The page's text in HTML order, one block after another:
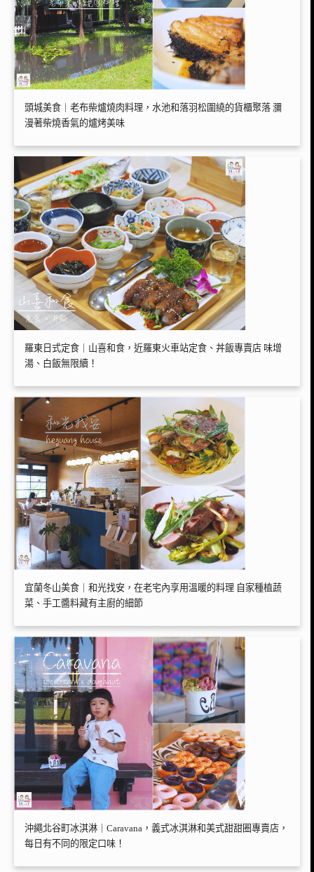
頭城美食｜老布柴爐燒肉料理，水池和落羽松圍繞的貨櫃聚落 瀰
漫著柴燒香氣的爐烤美味
羅東日式定食｜山喜和食，近羅東火車站定食、丼飯專賣店 味增
湯、白飯無限續！
宜蘭冬山美食｜和光找安，在老宅內享用溫暖的料理 自家種植蔬
菜、手工醬料藏有主廚的細節
沖繩北谷町冰淇淋｜Caravana，義式冰淇淋和美式甜甜圈專賣店，
每日有不同的限定口味！